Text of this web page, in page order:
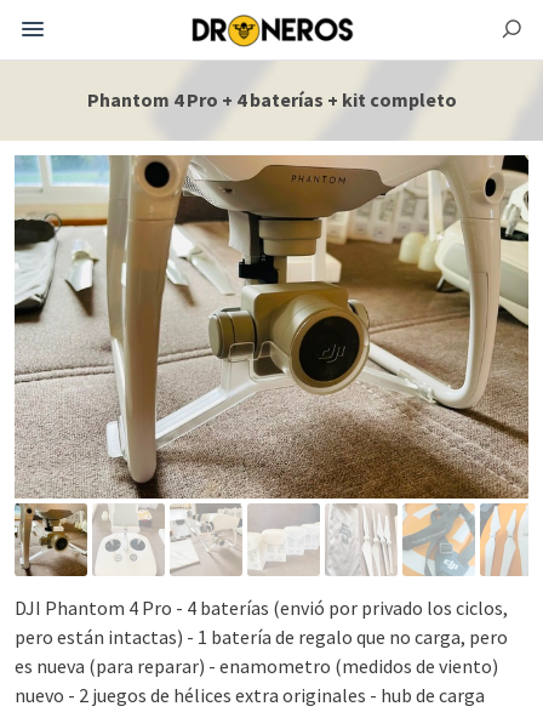
Phantom 4 Pro + 4 baterías + kit completo
DJI Phantom 4 Pro - 4 baterías (envió por privado los ciclos,
pero están intactas) - 1 batería de regalo que no carga, pero
es nueva (para reparar) - enamometro (medidos de viento)
nuevo - 2 juegos de hélices extra originales - hub de carga